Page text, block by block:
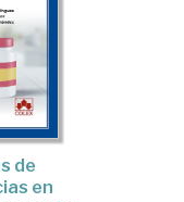
de
en